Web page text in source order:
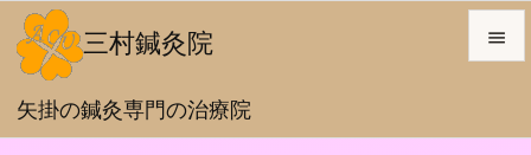

三村鍼灸院
矢掛の鍼灸専門の治療院